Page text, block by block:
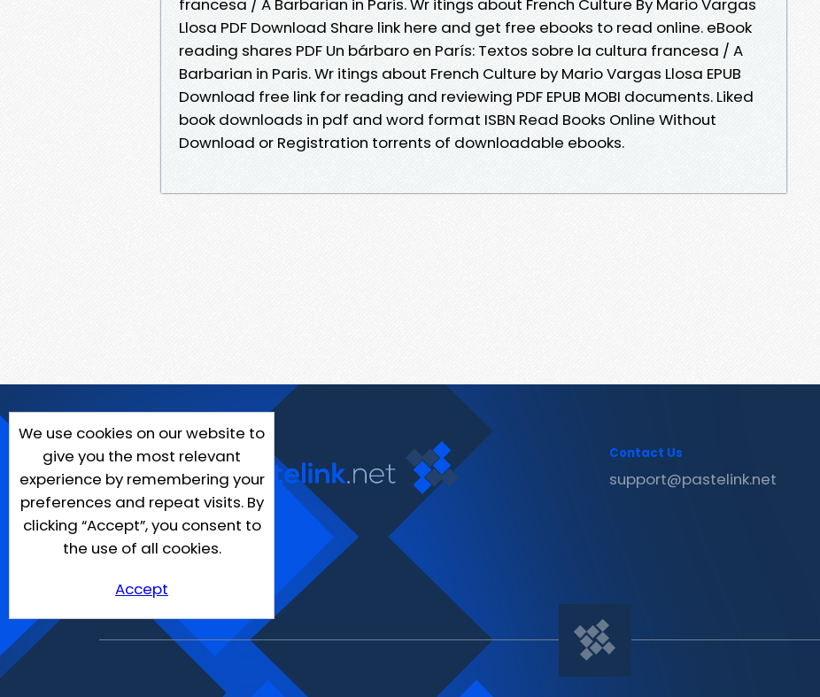
francesa / A Barbarian in Paris. Wr itings about French Culture By Mario Vargas
Llosa PDF Download Share link here and get free ebooks to read online. eBook
reading shares PDF Un bárbaro en París: Textos sobre la cultura francesa / A
Barbarian in Paris. Wr itings about French Culture by Mario Vargas Llosa EPUB
Download free link for reading and reviewing PDF EPUB MOBI documents. Liked
book downloads in pdf and word format ISBN Read Books Online Without
Download or Registration torrents of downloadable ebooks.
We use cookies on our website to
give you the most relevant
experience by remembering your
preferences and repeat visits. By
clicking “Accept”, you consent to
the use of all cookies.
Accept
Contact Us
support@pastelink.net